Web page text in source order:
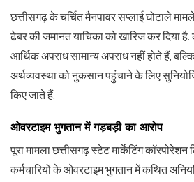
छत्तीसगढ़ के चर्चित मैनपावर सप्‍लाई घोटाले
ढेबर की जमानत याचिका को खारिज कर दिया है.
आर्थिक अपराध सामान्‍य अपराध नहीं होते हैं,
अर्थव्‍यवस्‍था को नुकसान पहुंचाने के लिए
किए जाते हैं.
ओवरटाइम भुगतान में गड़बड़ी का आरोप
पूरा मामला छत्तीसगढ़ स्टेट मार्केटिंग
कर्मचारियों के ओवरटाइम भुगतान में कथित